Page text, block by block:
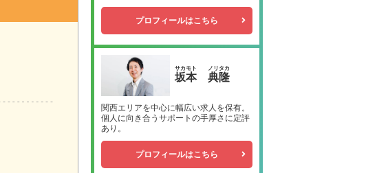
プロフィールはこちら
坂本
サカモト
典隆
ノリタカ
関西エリアを中心に幅広い求人を保有。
個人に向き合うサポートの手厚さに定評
あり。
プロフィールはこちら